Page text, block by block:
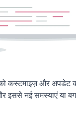
कस्टमाइज़ और अपडेट
नई समस्याएं या बग